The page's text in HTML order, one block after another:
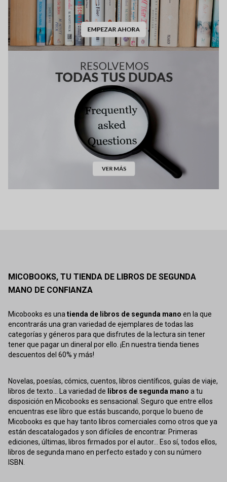
MICOBOOKS, TU TIENDA DE LIBROS DE SEGUNDA
MANO DE CONFIANZA
Micobooks es unatienda de libros de segunda mano en la que
encontrarás una gran variedad de ejemplares de todas las
categorías y géneros para que disfrutes de la lectura sin tener
tener que pagar un dineral por ello. ¡En nuestra tienda tienes
descuentos del 60% y más!
Novelas, poesías, cómics, cuentos, libros científicos, guías de viaje,
libros de texto... La variedad de libros de segunda mano a tu
disposición en Micobooks es sensacional. Seguro que entre ellos
encuentras ese libro que estás buscando, porque lo bueno de
Micobooks es que hay tanto libros comerciales como otros que ya
están descatalogados y son difíciles de encontrar. Primeras
ediciones, últimas, libros firmados por el autor... Eso sí, todos ellos,
libros de segunda mano en perfecto estado y con su número
ISBN.